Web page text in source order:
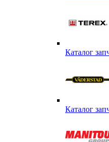
Каталог
Каталог